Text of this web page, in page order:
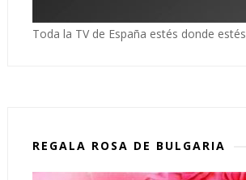
Toda la TV de España estés donde estés
REGALA ROSA DE BULGARIA